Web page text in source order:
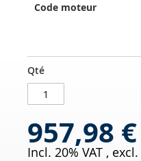
Code moteur
Filtres
à
particules
avec
OXI
Cat
EN
STOCK
Qté
957,98 €
Incl. 20% VAT , excl.